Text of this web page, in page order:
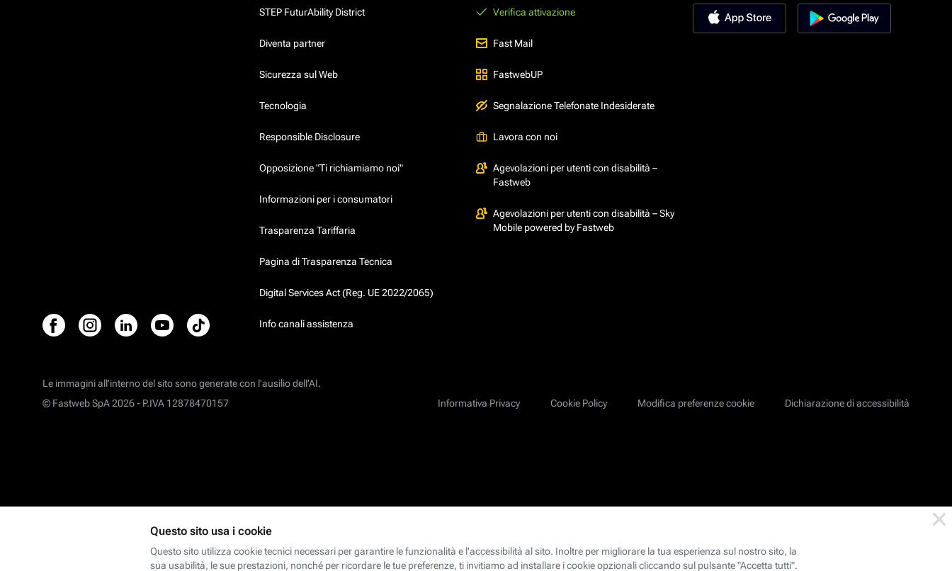
STEP FuturAbility District
Diventa partner
Sicurezza sul Web
Tecnologia
Responsible Disclosure
Opposizione "Ti richiamiamo noi"
Informazioni per i consumatori
Trasparenza Tariffaria
Pagina di Trasparenza Tecnica
Digital Services Act (Reg. UE 2022/2065)
Info canali assistenza
Verifica attivazione
Fast Mail
FastwebUP
Segnalazione Telefonate Indesiderate
Lavora con noi
Agevolazioni per utenti con disabilità –
Fastweb
Agevolazioni per utenti con disabilità – Sky
Mobile powered by Fastweb
Le immagini all’interno del sito sono generate con l'ausilio dell'AI.
Informativa Privacy
Cookie Policy Modifica preferenze cookie Dichiarazione di accessibilità
© Fastweb SpA 2026 - P.IVA 12878470157